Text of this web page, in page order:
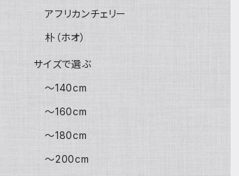
アフリカンチェリー
朴（ホオ）
サイズで選ぶ
～140cm
～160cm
～180cm
～200cm